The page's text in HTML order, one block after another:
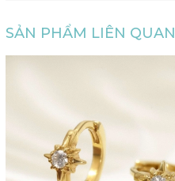
SẢN PHẨM LIÊN QUAN